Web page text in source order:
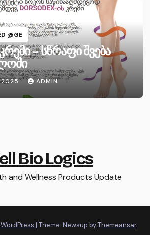
@GE
– სწრაფი შვება
2025 ADMIN
Bio Logics
and Wellness Products Update
| Theme: Newsup byThemeansar.